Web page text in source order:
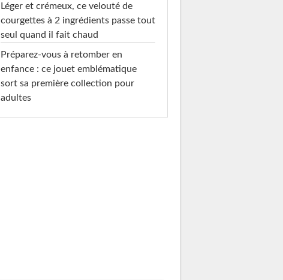
Léger et crémeux, ce velouté de
courgettes à 2 ingrédients passe tout
seul quand il fait chaud
Préparez-vous à retomber en
enfance : ce jouet emblématique
sort sa première collection pour
adultes